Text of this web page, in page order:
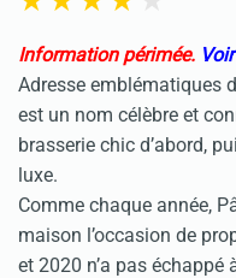
Information périmée.
Adresse emblématiques
est un nom célèbre et
brasserie chic d’abord,
luxe.
Comme chaque année,
maison l’occasion de
et 2020 n’a pas